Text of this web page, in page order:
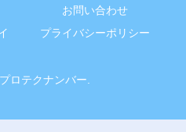
お問い合わせ
プライバシーポリシー
ロテクナンバー.